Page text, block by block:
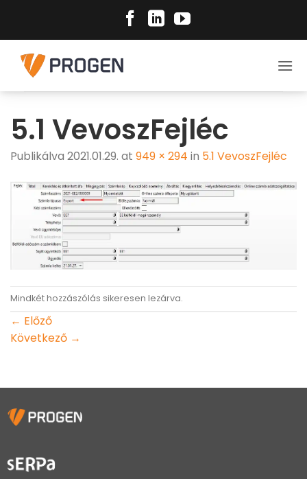
content
5.1 VevoszFejléc
Publikálva 2021.01.29. at 949 × 294 in 5.1 VevoszFejléc
Mindkét hozzászólás sikeresen lezárva.
← Előző
Következő →